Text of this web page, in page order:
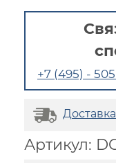
+7 (495) -
Артикул: